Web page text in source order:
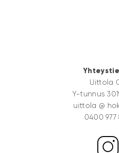
Uittola
Y-tunnus
uittola @
0400 977